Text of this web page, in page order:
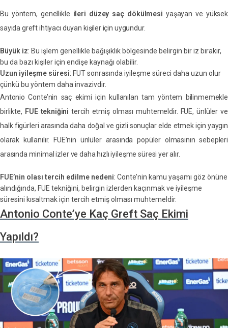
Bu yöntem, genellikle ileri düzey saç dökülmesi yaşayan ve yüksek
sayıda greft ihtiyacı duyan kişiler için uygundur.
Büyük iz: Bu işlem genellikle bağışıklık bölgesinde belirgin bir iz bırakır,
bu da bazı kişiler için endişe kaynağı olabilir.
Uzun iyileşme süresi: FUT sonrasında iyileşme süreci daha uzun olur
çünkü bu yöntem daha invazivdir.
Antonio Conte’nin saç ekimi için kullanılan tam yöntem bilinmemekle
birlikte, FUE tekniğinitercih etmiş olması muhtemeldir. FUE, ünlüler ve
halk figürleri arasında daha doğal ve gizli sonuçlar elde etmek için yaygın
olarak kullanılır. FUE’nin ünlüler arasında popüler olmasının sebepleri
arasında minimal izler ve daha hızlı iyileşme süresi yer alır.
FUE’nin olası tercih edilme nedeni: Conte’nin kamu yaşamı göz önüne
alındığında, FUE tekniğini, belirgin izlerden kaçınmak ve iyileşme
süresini kısaltmak için tercih etmiş olması muhtemeldir.
Antonio Conte’ye Kaç Greft Saç Ekimi
Yapıldı?